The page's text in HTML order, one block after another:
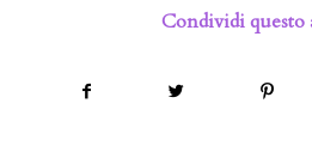
Condividi questo